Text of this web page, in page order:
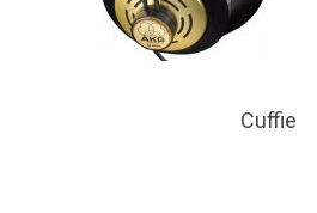
Cuffie